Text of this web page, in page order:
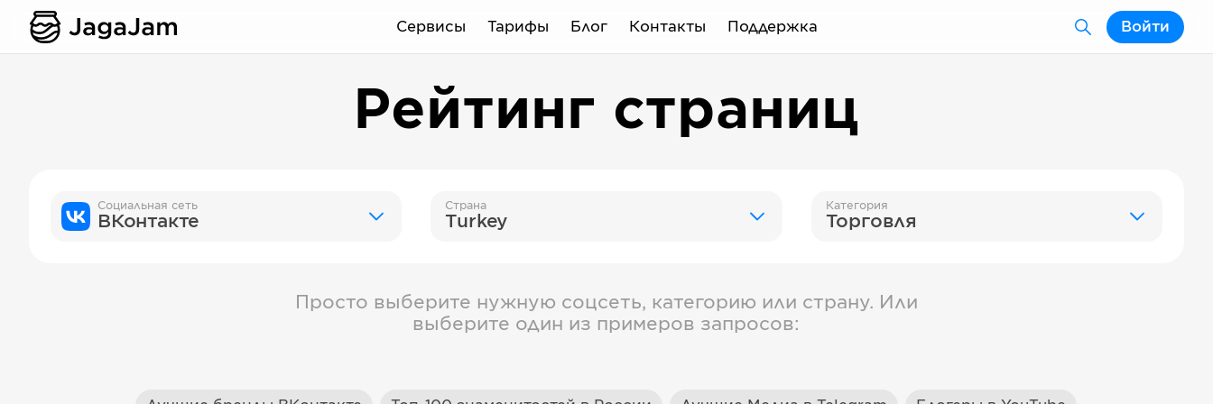
Сервисы Тарифы Блог Контакты Поддержка Войти
Рейтинг страниц
Социальная сеть
ВКонтакте
Страна
Turkey
Категория
Торговля
Просто выберите нужную соцсеть, категорию или страну. Или
выберите один из примеров запросов: